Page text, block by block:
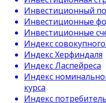
Инвестиционный
Инвестиционные
Инвестиционные
Индекс
Индекс Херфиндаля
Индекс Ласпейреса
Индекс
курса
Индекс